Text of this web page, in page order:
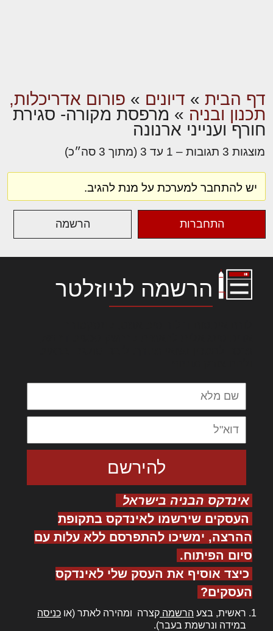
דף הבית » דיונים » פורום אדריכלות,
תכנון ובניה » מרפסת מקורה- סגירת
חורף וענייני ארנונה
מוצגות 3 תגובות – 1 עד 3 (מתוך 3 סה״כ)
יש להתחבר למערכת על מנת להגיב.
התחברות הרשמה
הרשמה לניוזלטר
אינדקס הבניה בישראל
העסקים שירשמו לאינדקס בתקופת
ההרצה, ימשיכו להתפרסם ללא עלות עם
סיום הפיתוח.
כיצד אוסיף את העסק שלי לאינדקס
העסקים?
ראשית, בצע הרשמה קצרה ומהירה לאתר (או כניסה
במידה ונרשמת בעבר).